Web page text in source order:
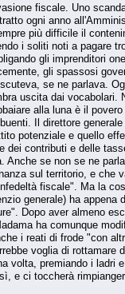
fiscale. Uno
ogni anno
più difficile il
i soliti noti a pagare
gli imprenditori
gli spassosi
se ne parlava.
uscita dai vocabolari.
alla luna è il
Il direttore
potenziale e quello
dei contributi e delle
Anche se non se ne
sul territorio, e che
fiscale". Ma la
generale) ha
Dopo aver almeno
ha comunque
i reati di frode "con
voglia di rottamare
volta, premiando i ladri
e ci toccherà